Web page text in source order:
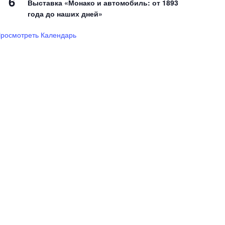
Выставка «Монако и автомобиль: от 1893
года до наших дней»
Календарь